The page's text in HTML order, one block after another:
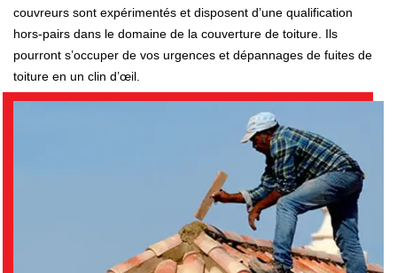
couvreurs sont expérimentés et disposent d’une qualification
hors-pairs dans le domaine de la couverture de toiture. Ils
pourront s’occuper de vos urgences et dépannages de fuites de
toiture en un clin d’œil.